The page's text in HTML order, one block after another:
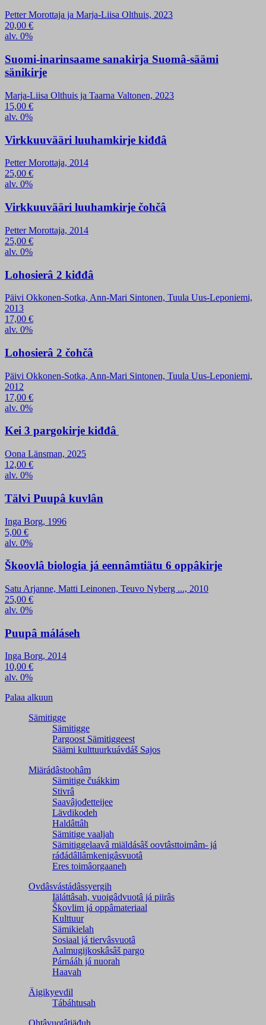
Petter Morottaja ja Marja-Liisa Olthuis, 2023
20,00 €
alv. 0%
Suomi-inarinsaame sanakirja Suomâ-säämi
sänikirje
Marja-Liisa Olthuis ja Taarna Valtonen, 2023
15,00 €
alv. 0%
Virkkuuvääri luuhamkirje kiđđâ
Petter Morottaja, 2014
25,00 €
alv. 0%
Virkkuuvääri luuhamkirje čohčâ
Petter Morottaja, 2014
25,00 €
alv. 0%
Lohosierâ 2 kiđđâ
Päivi Okkonen-Sotka, Ann-Mari Sintonen, Tuula Uus-Leponiemi,
2013
17,00 €
alv. 0%
Lohosierâ 2 čohčâ
Päivi Okkonen-Sotka, Ann-Mari Sintonen, Tuula Uus-Leponiemi,
2012
17,00 €
alv. 0%
Kei 3 pargokirje kiđđâ
Oona Länsman, 2025
12,00 €
alv. 0%
Tälvi Puupâ kuvlân
Inga Borg, 1996
5,00 €
alv. 0%
Škoovlâ biologia já eennâmtiätu 6 oppâkirje
Satu Arjanne, Matti Leinonen, Teuvo Nyberg ..., 2010
25,00 €
alv. 0%
Puupâ máláseh
Inga Borg, 2014
10,00 €
alv. 0%
Palaa alkuun
Sämitigge
Sämitigge
Pargoost Sämitiggeest
Säämi kulttuurkuávdáš Sajos
Miärádâstoohâm
Sämitige čuákkim
Stivrâ
Saavâjođetteijee
Lävdikodeh
Haldâttâh
Sämitige vaaljah
Sämitiggelaavâ miäldásâš oovtâsttoimâm- já
ráđádâllâmkenigâsvuotâ
Eres toimâorgaaneh
Ovdâsvástádâssyergih
Iäláttâsah, vuoigâdvuotâ já piirâs
Škovlim já oppâmateriaal
Kulttuur
Sämikielah
Sosiaal já tiervâsvuotâ
Aalmugijkoskâsâš pargo
Párnááh já nuorah
Haavah
Äigikyevdil
Tábáhtusah